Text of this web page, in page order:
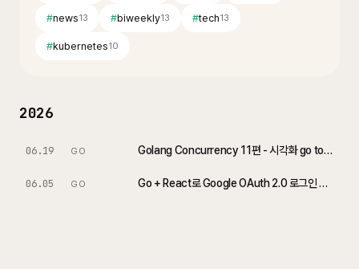
#news13 #biweekly13 #tech13
#kubernetes10
2026
06.19 GO Golang Concurrency 11편 - 시각화 go tool trace 완벽 가이드
06.05 GO Go + React로 Google OAuth 2.0 로그인 구현하기 (JWT vs 세션)